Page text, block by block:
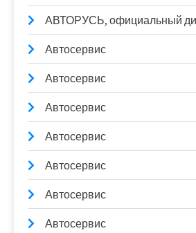
АВТОРУСЬ, официальный
Автосервис
Автосервис
Автосервис
Автосервис
Автосервис
Автосервис
Автосервис